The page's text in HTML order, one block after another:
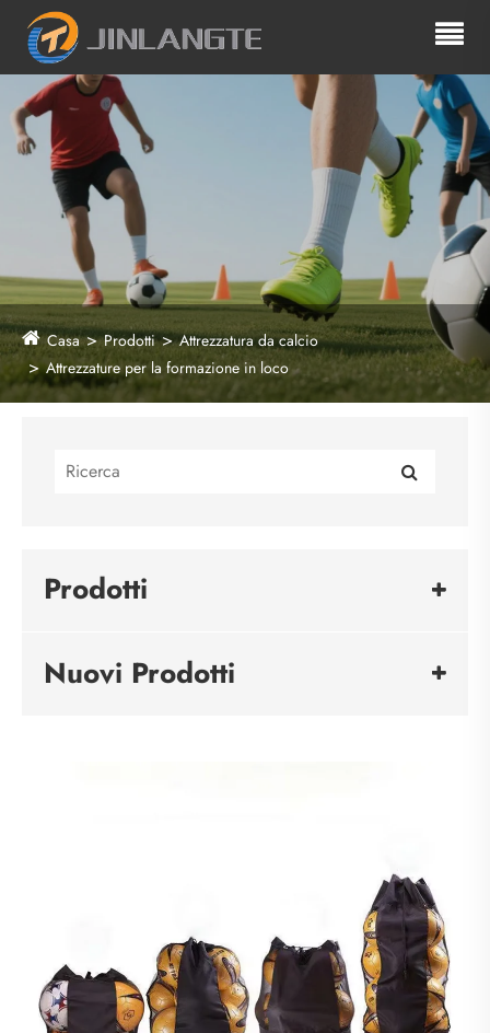
Casa Prodotti
Attrezzatura da calcio
Attrezzature per la formazione in loco
Prodotti
Nuovi Prodotti